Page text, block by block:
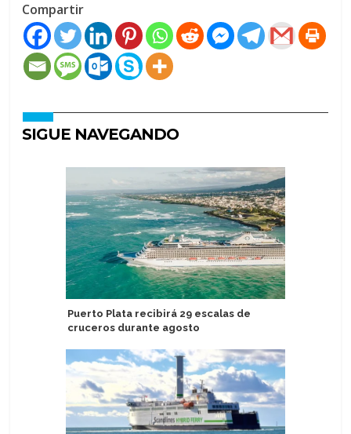
Compartir
SIGUE NAVEGANDO
Puerto Plata recibirá 29 escalas de
cruceros durante agosto